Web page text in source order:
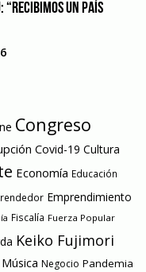
“RECIBIMOS UN PAÍS
Congreso
Covid-19 Cultura
Economía Educación
Emprendimiento
Fiscalía Fuerza Popular
Keiko Fujimori
Música Negocio Pandemia